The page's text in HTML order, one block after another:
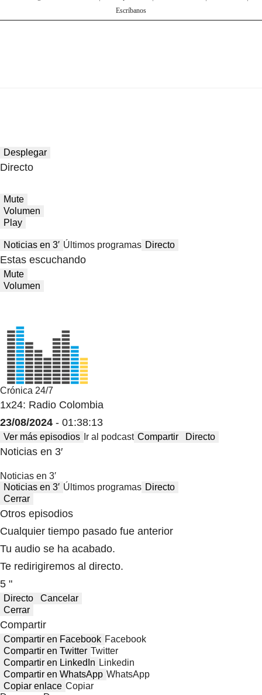
Escríbanos
Desplegar
Directo
Mute
Volumen
Play
Noticias en 3′ Últimos programas Directo
Estas escuchando
Mute
Volumen
Crónica 24/7
1x24: Radio Colombia
23/08/2024 - 01:38:13
Ver más episodios Ir al podcast Compartir Directo
Noticias en 3′
Noticias en 3′
Noticias en 3′ Últimos programas Directo
Cerrar
Otros episodios
Cualquier tiempo pasado fue anterior
Tu audio se ha acabado.
Te redirigiremos al directo.
5 "
Directo
Cancelar
Cerrar
Compartir
Compartir en Facebook Facebook
Compartir en Twitter Twitter
Compartir en LinkedIn Linkedin
Compartir en WhatsApp WhatsApp
Copiar enlace Copiar